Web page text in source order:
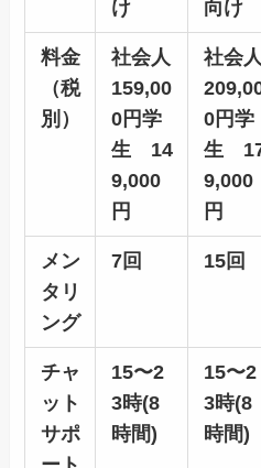
け
向け
料金
（税
別）
社会人
159,00
0円学
生 14
9,000
円
社会人
0円学
生
9,000
円
メン
タリ
ング
7回 15回
チャ
ット
サポ
15〜2
3時(8
時間)
15〜2
3時(8
時間)